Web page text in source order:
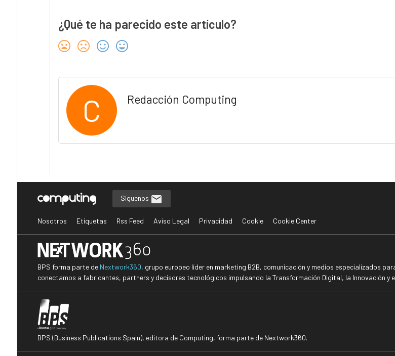
¿Qué te ha parecido este artículo?
C Redacción Computing
Síguenos
Nosotros Etiquetas Rss Feed Aviso Legal Privacidad Cookie Cookie Center
BPS forma parte de Nextwork360, grupo europeo líder en marketing B2B, comunicación y medios especializados
conectamos a fabricantes, partners y decisores tecnológicos impulsando la Transformación Digital, la Innovación y
BPS (Business Publications Spain), editora de Computing, forma parte de Nextwork360.